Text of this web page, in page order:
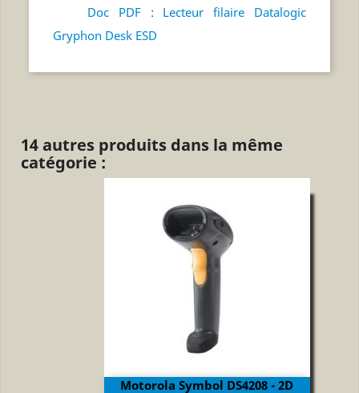
Doc PDF : Lecteur filaire Datalogic
Gryphon Desk ESD
14 autres produits dans la même
catégorie :
Motorola Symbol DS4208 - 2D